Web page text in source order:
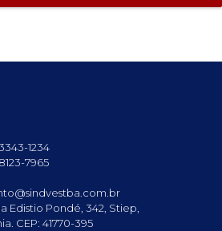
1234
7965
Edistio Pondé, 342, Stiep,
CEP: 41770-395